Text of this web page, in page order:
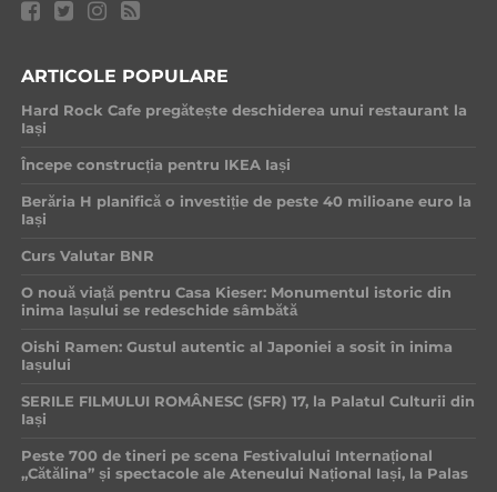
ARTICOLE POPULARE
Hard Rock Cafe pregătește deschiderea unui restaurant la
Iași
Începe construcția pentru IKEA Iași
Berăria H planifică o investiție de peste 40 milioane euro la
Iași
Curs Valutar BNR
O nouă viață pentru Casa Kieser: Monumentul istoric din
inima Iașului se redeschide sâmbătă
Oishi Ramen: Gustul autentic al Japoniei a sosit în inima
Iașului
SERILE FILMULUI ROMÂNESC (SFR) 17, la Palatul Culturii din
Iași
Peste 700 de tineri pe scena Festivalului Internațional
„Cătălina” și spectacole ale Ateneului Național Iași, la Palas